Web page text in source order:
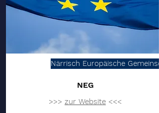
Närrisch Europäische
NEG
>>> zur Website <<<